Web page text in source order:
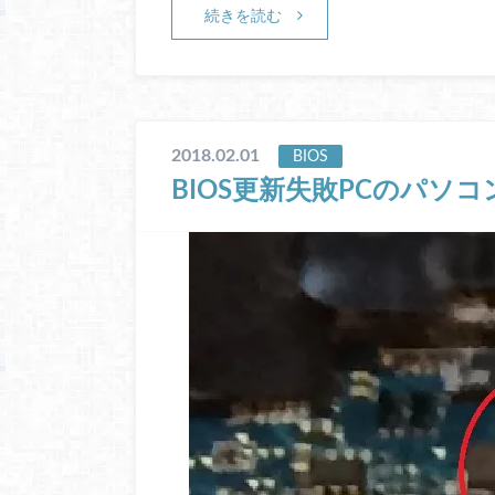
続きを読む
2018.02.01 BIOS
BIOS更新失敗PCのパソコ